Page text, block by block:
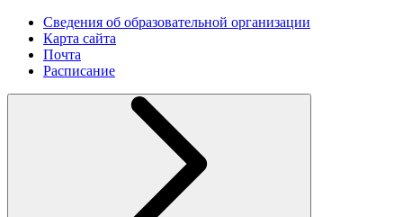
Сведения об образовательной организации
Карта сайта
Почта
Расписание